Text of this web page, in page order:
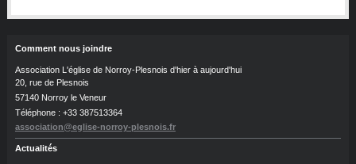
Comment nous joindre
Association L'église de Norroy-Plesnois d'hier à aujourd'hui
20, rue de Plesnois
57140 Norroy le Veneur
Téléphone : +33 387513364
association@eglise-norroy-plesnois.fr
Actualités